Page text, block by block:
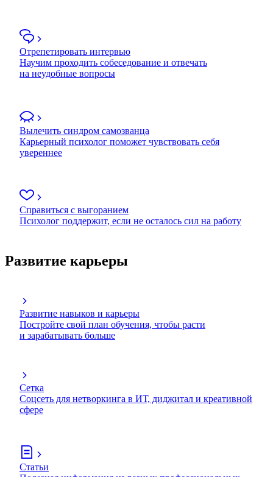
Отрепетировать интервью
Научим проходить собеседование и отвечать
на неудобные вопросы
Вылечить синдром самозванца
Карьерный психолог поможет чувствовать себя
увереннее
Справиться с выгоранием
Психолог поддержит, если не осталось сил на работу
Развитие карьеры
Развитие навыков и карьеры
Постройте свой план обучения, чтобы расти
и зарабатывать больше
Сетка
Соцсеть для нетворкинга в ИТ, диджитал и креативной
сфере
Статьи